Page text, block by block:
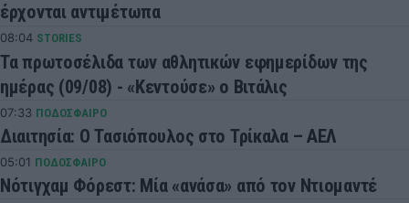
έρχονται αντιμέτωπα
08:04 STORIES
Τα πρωτοσέλιδα των αθλητικών εφημερίδων της
ημέρας (09/08) - «Κεντούσε» ο Βιτάλις
07:33 ΠΟΔΟΣΦΑΙΡΟ
Διαιτησία: Ο Τασιόπουλος στο Τρίκαλα – ΑΕΛ
05:01 ΠΟΔΟΣΦΑΙΡΟ
Νότιγχαμ Φόρεστ: Μία «ανάσα» από τον Ντιομαντέ